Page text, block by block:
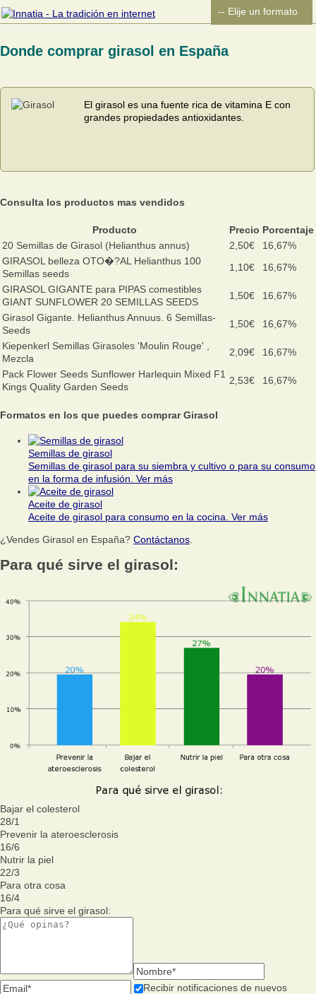
Donde comprar girasol en España
El girasol es una fuente rica de vitamina E con
grandes propiedades antioxidantes.
Consulta los productos mas vendidos
Producto Precio Porcentaje
20 Semillas de Girasol (Helianthus annus)
2,50€
16,67%
GIRASOL belleza OTO�?AL Helianthus 100
Semillas seeds
1,10€
16,67%
GIRASOL GIGANTE para PIPAS comestibles
GIANT SUNFLOWER 20 SEMILLAS SEEDS
1,50€
16,67%
Girasol Gigante. Helianthus Annuus. 6 Semillas-
Seeds
1,50€
16,67%
Kiepenkerl Semillas Girasoles 'Moulin Rouge' ,
Mezcla
2,09€
16,67%
Pack Flower Seeds Sunflower Harlequin Mixed F1
Kings Quality Garden Seeds
2,53€ 16,67%
Formatos en los que puedes comprar Girasol
Semillas de girasol
Semillas de girasol para su siembra y cultivo o para su consumo
en la forma de infusión. Ver más
Aceite de girasol
Aceite de girasol para consumo en la cocina. Ver más
¿Vendes Girasol en España? Contáctanos.
Para qué sirve el girasol:
Bajar el colesterol
28/1
Prevenir la ateroesclerosis
16/6
Nutrir la piel
22/3
Para otra cosa
16/4
Para qué sirve el girasol:
Recibir notificaciones de nuevos